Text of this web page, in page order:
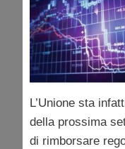
L’Unione sta
della prossima
di rimborsare